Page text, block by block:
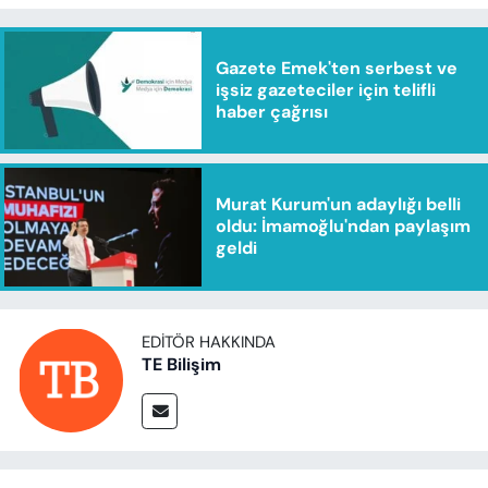
Gazete Emek'ten serbest ve
işsiz gazeteciler için telifli
haber çağrısı
Murat Kurum'un adaylığı belli
oldu: İmamoğlu'ndan paylaşım
geldi
EDITÖR HAKKINDA
TE Bilişim